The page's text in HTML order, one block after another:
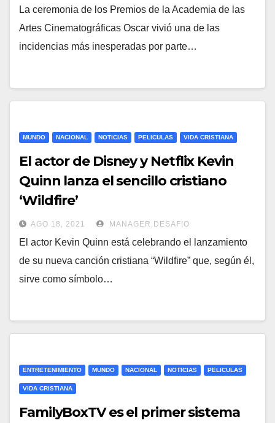
La ceremonia de los Premios de la Academia de las
Artes Cinematográficas Oscar vivió una de las
incidencias más inesperadas por parte…
MUNDO NACIONAL NOTICIAS PELICULAS VIDA CRISTIANA
El actor de Disney y Netflix Kevin
Quinn lanza el sencillo cristiano
‘Wildfire’
AGO 18, 2021 MANAGER.DESAFIO
El actor Kevin Quinn está celebrando el lanzamiento
de su nueva canción cristiana “Wildfire” que, según él,
sirve como símbolo…
ENTRETENIMIENTO MUNDO NACIONAL NOTICIAS PELICULAS
VIDA CRISTIANA
FamilyBoxTV es el primer sistema